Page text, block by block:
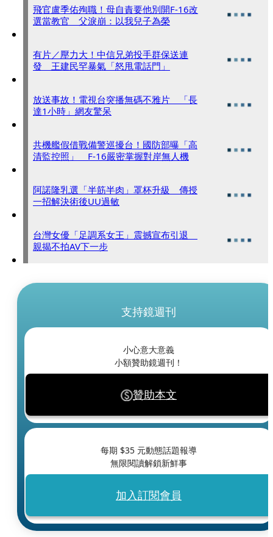
飛官盧季佑殉職！母自責要他別開F-16改
選當教官 父淚崩：以我兒子為榮
有片／壓力大！中信兄弟投手群保送連
發 王建民罕暴氣「怒甩電話門」
放送事故！電視台突播無碼不雅片 「長
達1小時」網友驚呆
共機艦假借戰備警巡擾台！國防部曝「高
清監控照」 F-16嚴密掌握對岸無人機
阿諾隆乳選「半筋半肉」罩杯升級 傳授
一招解決術後UU過敏
台灣女優「足調系女王」震撼宣布引退
親揭不拍AV下一步
支持鏡週刊
小心意大意義
小額贊助鏡週刊！
贊助本文
每期 $35 元動態話題報導
無限閱讀解鎖新鮮事
加入訂閱會員